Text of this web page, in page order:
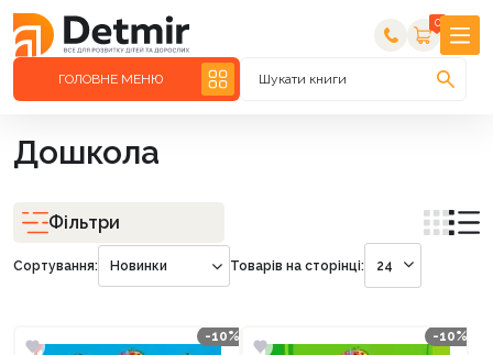
0
ГОЛОВНЕ МЕНЮ Шукати книги
Дошкола
Фільтри
Сортування: Новинки Товарів на сторінці: 24
-10% -10%